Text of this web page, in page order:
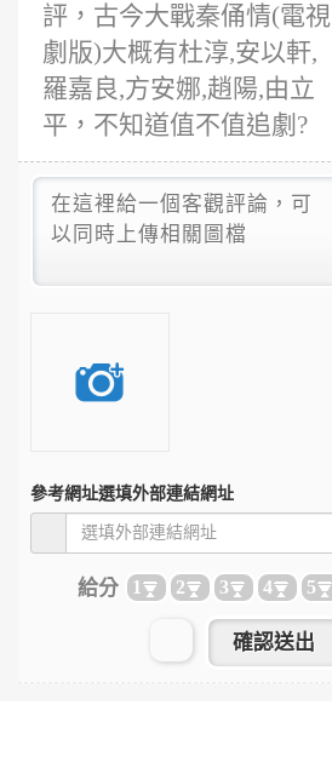
評，古今大戰秦俑情(電視
劇版)大概有杜淳,安以軒,
羅嘉良,方安娜,趙陽,由立
平，不知道值不值追劇?
參考網址選填外部連結網址
給分 1 2 3 4 5